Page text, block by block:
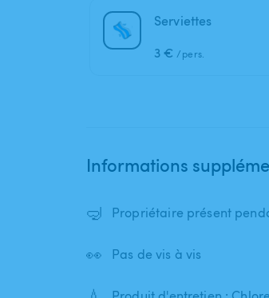
Serviettes
3 € /pers.
Informations
🤿 Propriétaire présent
👀 Pas de vis à vis